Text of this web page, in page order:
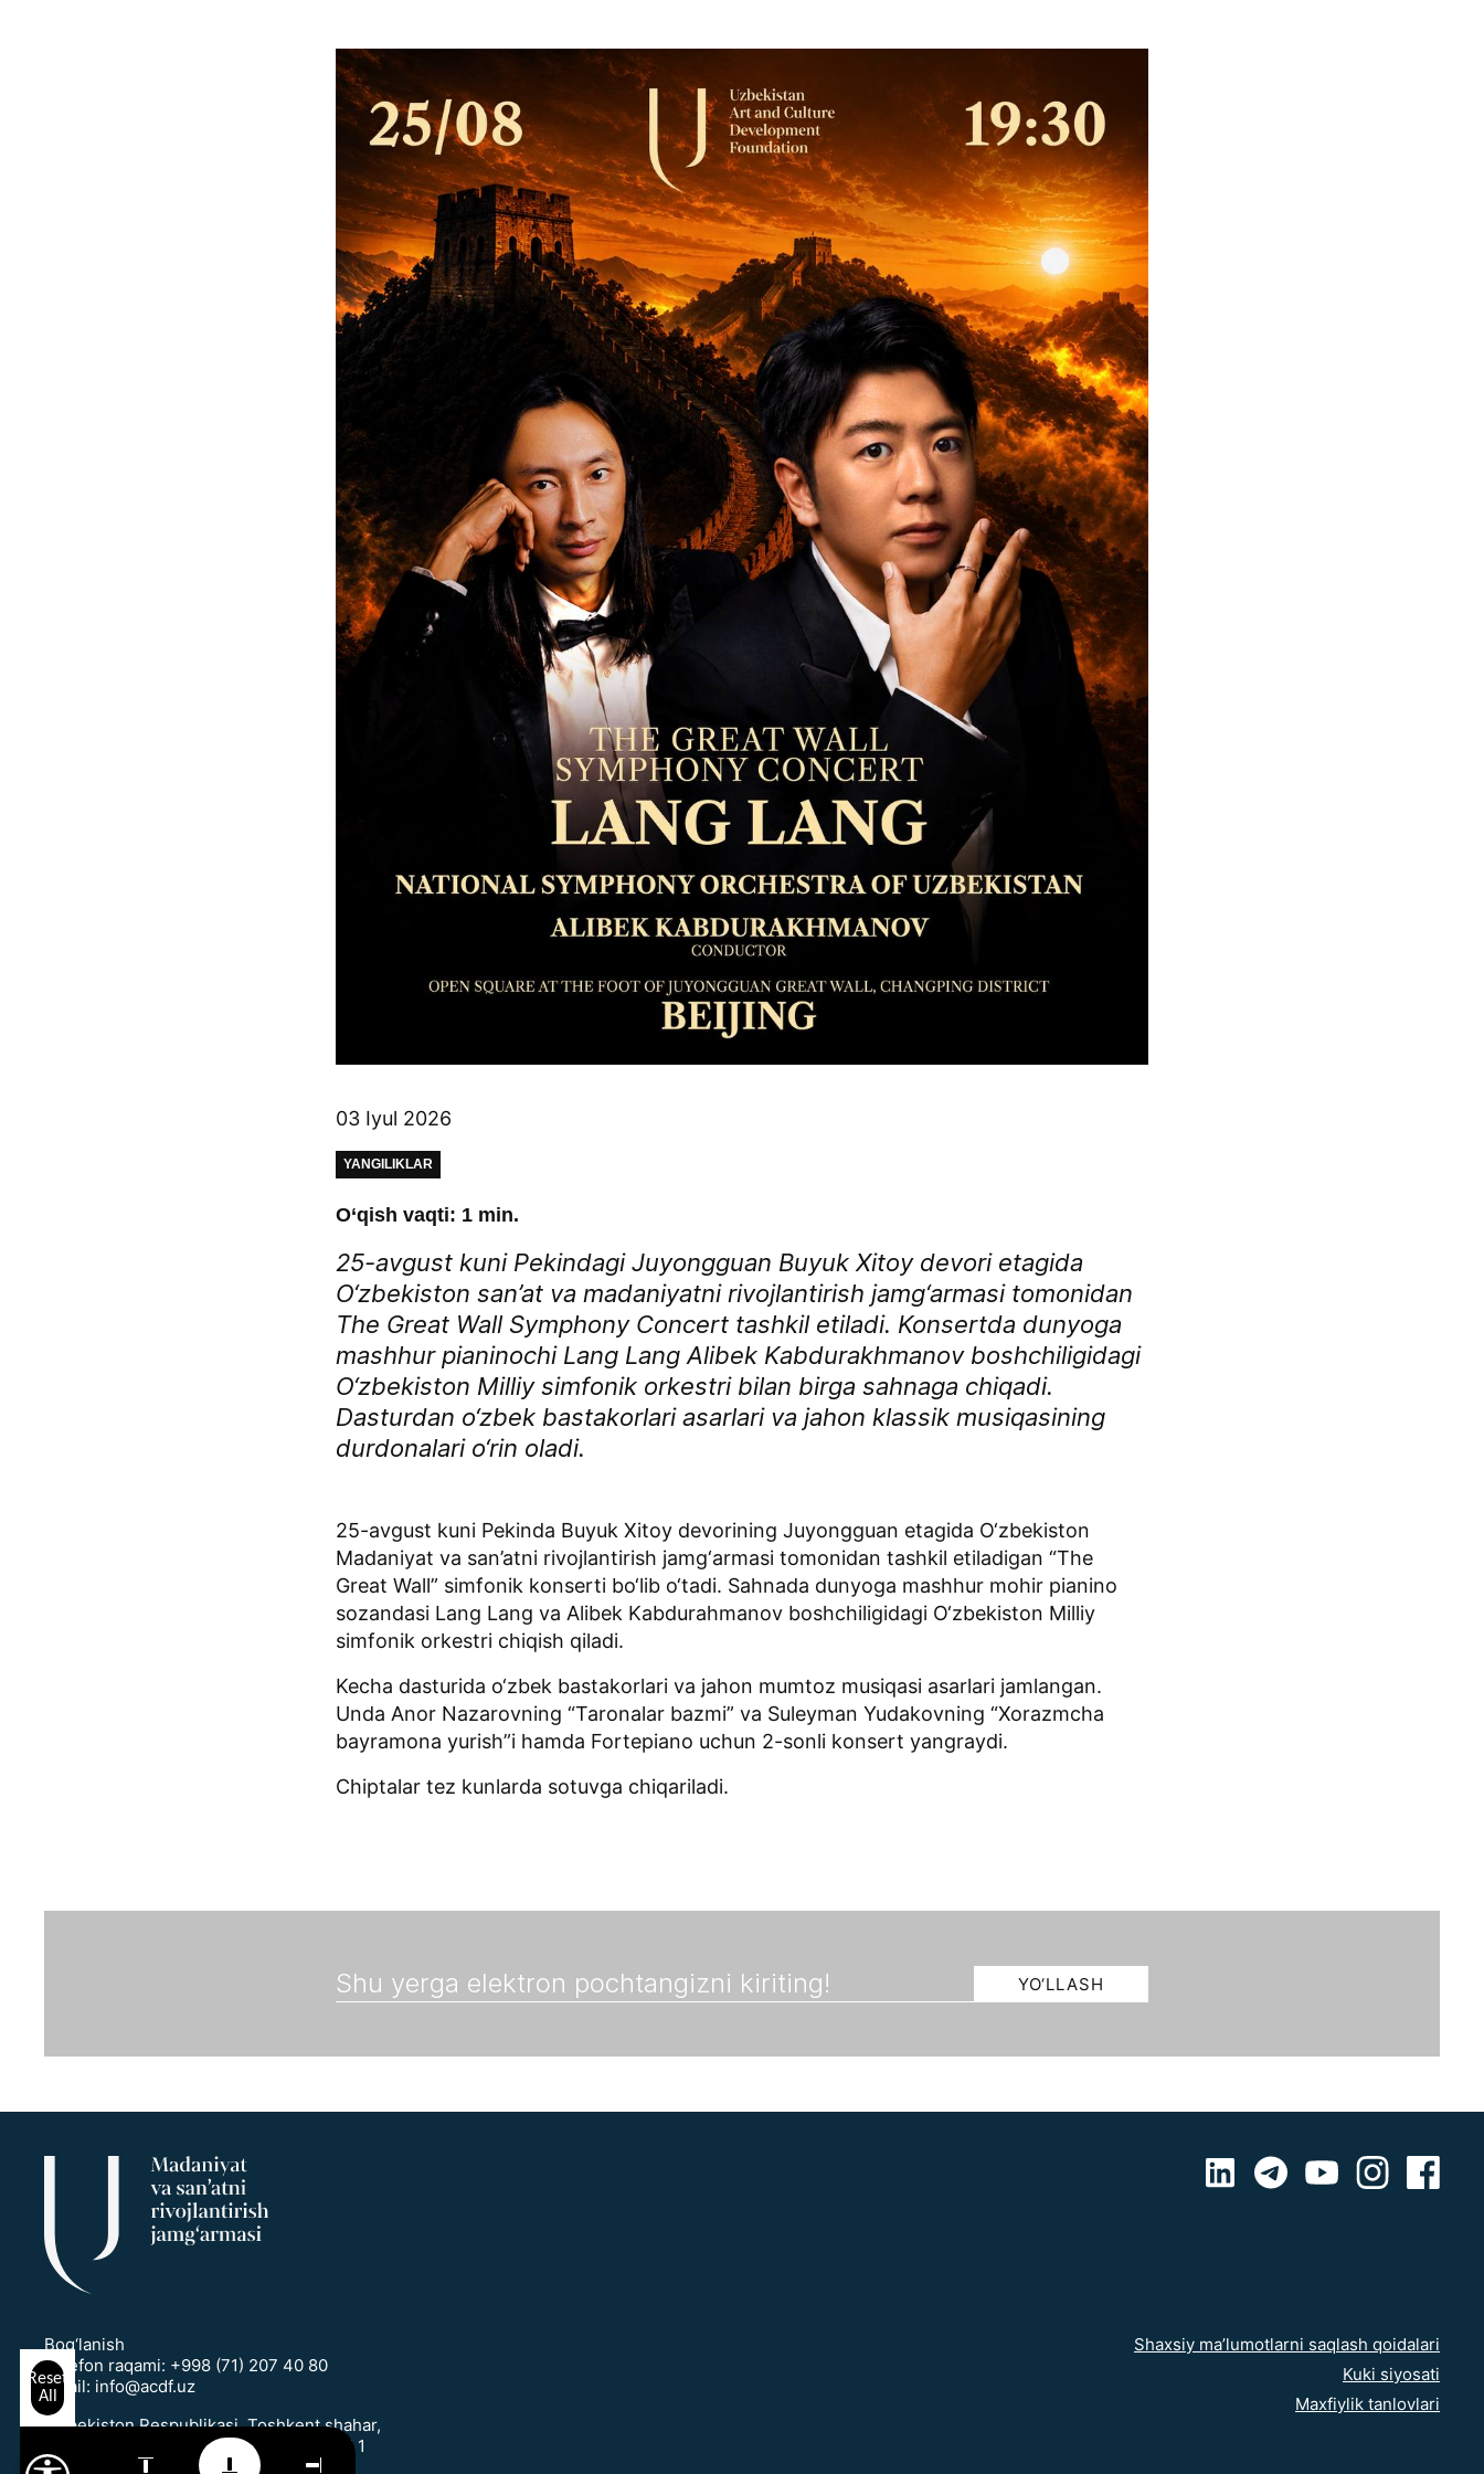
03 Iyul 2026
YANGILIKLAR
O‘qish vaqti: 1 min.
25-avgust kuni Pekindagi Juyongguan Buyuk Xitoy devori etagida
O‘zbekiston san’at va madaniyatni rivojlantirish jamg‘armasi tomonidan
The Great Wall Symphony Concert tashkil etiladi. Konsertda dunyoga
mashhur pianinochi Lang Lang Alibek Kabdurakhmanov boshchiligidagi
O‘zbekiston Milliy simfonik orkestri bilan birga sahnaga chiqadi.
Dasturdan o‘zbek bastakorlari asarlari va jahon klassik musiqasining
durdonalari o‘rin oladi.
25-avgust kuni Pekinda Buyuk Xitoy devorining Juyongguan etagida O‘zbekiston
Madaniyat va san’atni rivojlantirish jamg‘armasi tomonidan tashkil etiladigan “The
Great Wall” simfonik konserti bo‘lib o‘tadi. Sahnada dunyoga mashhur mohir pianino
sozandasi Lang Lang va Alibek Kabdurahmanov boshchiligidagi O‘zbekiston Milliy
simfonik orkestri chiqish qiladi.
Kecha dasturida o‘zbek bastakorlari va jahon mumtoz musiqasi asarlari jamlangan.
Unda Anor Nazarovning “Taronalar bazmi” va Suleyman Yudakovning “Xorazmcha
bayramona yurish”i hamda Fortepiano uchun 2-sonli konsert yangraydi.
Chiptalar tez kunlarda sotuvga chiqariladi.
Bog‘lanish
Telefon raqami: +998 (71) 207 40 80
Email: info@acdf.uz
O‘zbekiston Respublikasi, Toshkent shahar,
Mirobod tumani, T.Shevchenko ko‘chasi 1
Shaxsiy ma’lumotlarni saqlash qoidalari
Kuki siyosati
Maxfiylik tanlovlari
Reset
All